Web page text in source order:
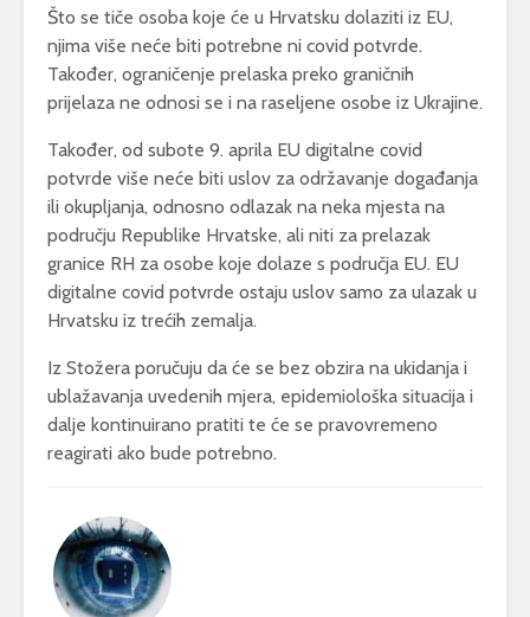
Što se tiče osoba koje će u Hrvatsku dolaziti iz EU,
njima više neće biti potrebne ni covid potvrde.
Također, ograničenje prelaska preko graničnih
prijelaza ne odnosi se i na raseljene osobe iz Ukrajine.
Također, od subote 9. aprila EU digitalne covid
potvrde više neće biti uslov za održavanje događanja
ili okupljanja, odnosno odlazak na neka mjesta na
području Republike Hrvatske, ali niti za prelazak
granice RH za osobe koje dolaze s područja EU. EU
digitalne covid potvrde ostaju uslov samo za ulazak u
Hrvatsku iz trećih zemalja.
Iz Stožera poručuju da će se bez obzira na ukidanja i
ublažavanja uvedenih mjera, epidemiološka situacija i
dalje kontinuirano pratiti te će se pravovremeno
reagirati ako bude potrebno.